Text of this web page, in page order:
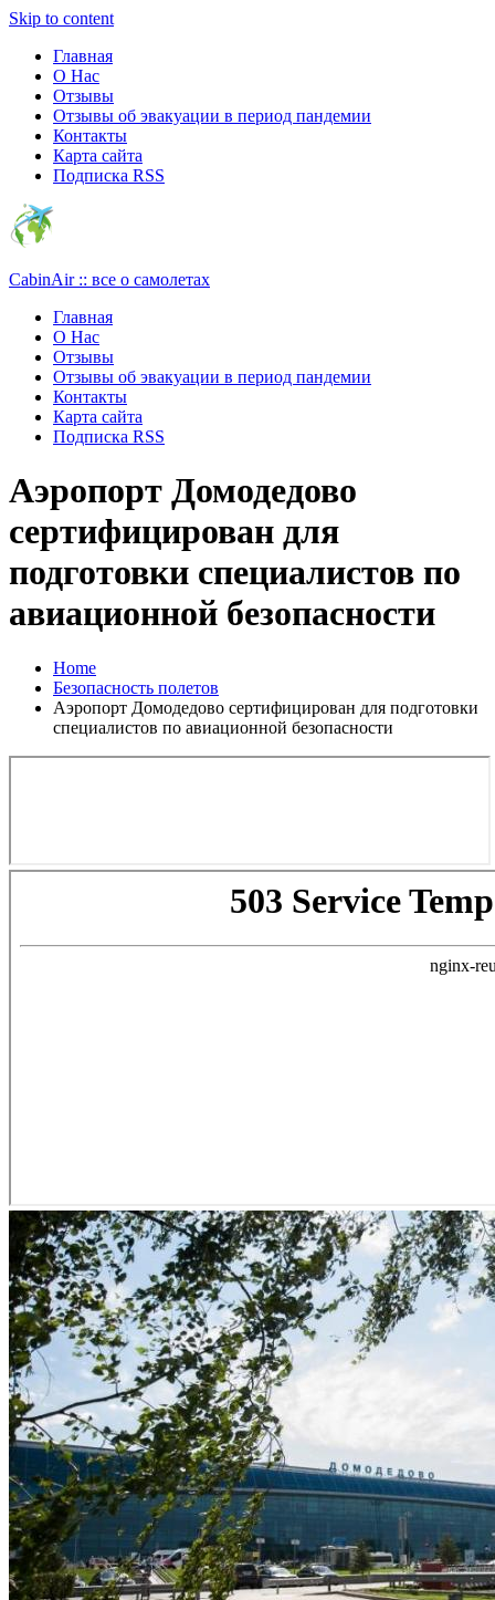
Skip to content
Главная
О Нас
Отзывы
Отзывы об эвакуации в период пандемии
Контакты
Карта сайта
Подписка RSS
CabinAir :: все о самолетах
Главная
О Нас
Отзывы
Отзывы об эвакуации в период пандемии
Контакты
Карта сайта
Подписка RSS
Аэропорт Домодедово
сертифицирован для
подготовки специалистов по
авиационной безопасности
Home
Безопасность полетов
Аэропорт Домодедово сертифицирован для подготовки
специалистов по авиационной безопасности